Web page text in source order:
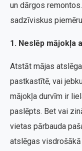
un dārgos
sadzīviskus
1. Neslēp mājokļa
Atstāt mājas
pastkastītē, vai
mājokļa durvīm ir
paslēpts. Bet vai
vietas pārbauda
atslēgas